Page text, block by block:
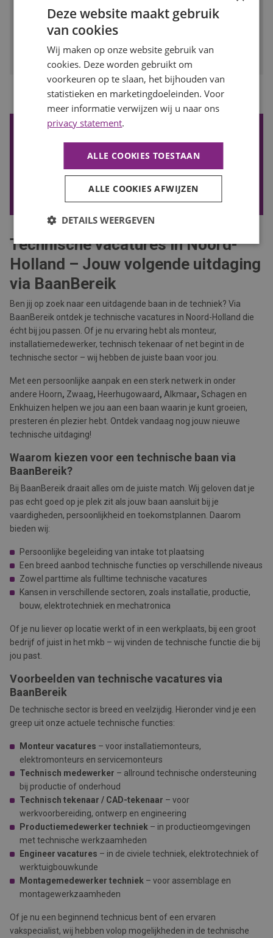
BEKIJK VACATURE
Bewaren
Vorige
1 2 3 4 ... 8 Volgende
De nieuwste vacatures ontvangen?
VACATURE ALERT ONTVANGEN
Technische vacatures in Noord-
Holland – Jouw volgende uitdaging
via BaanBereik
Ben jij op zoek naar een uitdagende baan in de techniek? Via
BaanBereik ontdek je technische vacatures in Noord-Holland die
écht bij jou passen. Of je nu ervaring hebt als monteur,
installatiemedewerker, technisch tekenaar of net begint in de
technische sector – wij hebben de juiste baan voor jou.
Met een persoonlijke aanpak en een sterk netwerk in onder
andere Hoorn, Zwaag, Heerhugowaard, Alkmaar, Schagen en
Enkhuizen helpen we jou aan een baan waarin je kunt groeien,
presteren én plezier hebt. Ontdek vandaag nog jouw nieuwe
technische uitdaging!
Waarom kiezen voor een technische baan via
BaanBereik?
Bij BaanBereik draait alles om de juiste match. Wij geloven dat je
pas echt goed op je plek zit als jouw baan aansluit bij je
vaardigheden, persoonlijkheid en toekomstplannen. Daarom
bieden wij:
Persoonlijke begeleiding van intake tot plaatsing
Een breed aanbod technische functies op verschillende niveaus
Zowel parttime als fulltime technische vacatures
Kansen in verschillende sectoren, zoals installatie, productie,
bouw, elektrotechniek en mechatronica
Of je nu liever op locatie werkt of in een werkplaats, bij een groot
bedrijf of juist in het mkb – wij vinden de technische functie die bij
jou past.
Voorbeelden van technische vacatures via
BaanBereik
De technische sector is breed en veelzijdig. Hieronder vind je een
greep uit onze actuele technische functies:
Monteur vacatures – voor installatiemonteurs,
elektromonteurs en servicemonteurs
Technisch medewerker – allround technische ondersteuning
bij productie of onderhoud
Technisch tekenaar / CAD-tekenaar – voor
werkvoorbereiding, ontwerp en engineering
Productiemedewerker techniek – in productieomgevingen
met technische werkzaamheden
Engineer vacatures – in de civiele techniek, elektrotechniek of
werktuigbouwkunde
Montagemedewerker techniek – voor assemblage en
montagewerkzaamheden
Of je nu een beginnend technicus bent of een ervaren
vakspecialist, wij hebben volop mogelijkheden in de technische
Deze website maakt gebruik
van cookies
Wij maken op onze website gebruik van
cookies. Deze worden gebruikt om
voorkeuren op te slaan, het bijhouden van
statistieken en marketingdoeleinden. Voor
meer informatie verwijzen wij u naar ons
privacy statement.
ALLE COOKIES TOESTAAN
ALLE COOKIES AFWIJZEN
DETAILS WEERGEVEN